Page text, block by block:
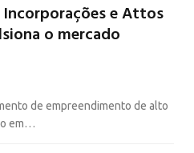
Incorporações e Attos
o mercado
de empreendimento de alto
em…